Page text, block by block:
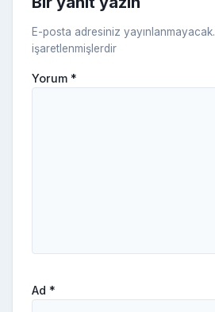
ki
E-posta adresiniz yayınlanmayacak.
işaretlenmişlerdir
Yorum *
Ad *